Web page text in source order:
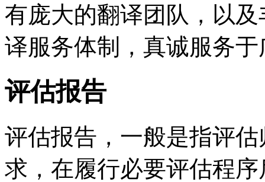
有庞大的翻译团队，以
译服务体制，真诚服务
评估报告
评估报告，一般是指评
求，在履行必要评估程